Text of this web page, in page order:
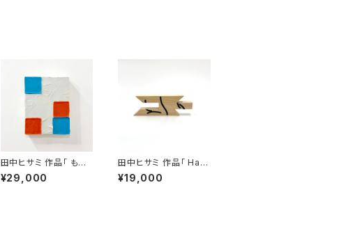
田中ヒサミ 作品「 もう
少し早く出かけていれ
ばね」
¥29,000
田中ヒサミ 作品「 Hap
piness 1」
¥19,000